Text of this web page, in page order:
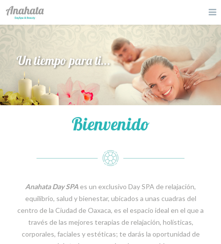
Bienvenido
Anahata Day SPA es un exclusivo Day SPA de relajación,
equilibrio, salud y bienestar, ubicados a unas cuadras del
centro de la Ciudad de Oaxaca, es el espacio ideal en el que a
través de las mejores terapias de relajación, holísticas,
corporales, faciales y estéticas; te darás la oportunidad de